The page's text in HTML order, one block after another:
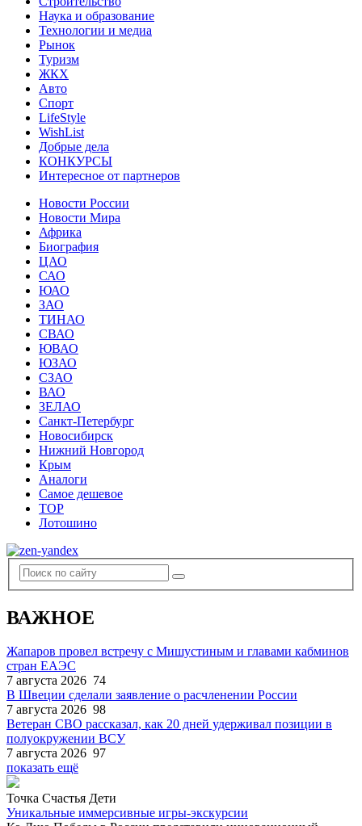
Наука и образование
Технологии и медиа
Рынок
Туризм
ЖКХ
Авто
Спорт
LifeStyle
WishList
Добрые дела
КОНКУРСЫ
Интересное от партнеров
Новости России
Новости Мира
Африка
Биография
ЦАО
САО
ЮАО
ЗАО
ТИНАО
СВАО
ЮВАО
ЮЗАО
СЗАО
ВАО
ЗЕЛАО
Санкт-Петербург
Новосибирск
Нижний Новгород
Крым
Аналоги
Самое дешевое
TOP
Лотошино
ВАЖНОЕ
Жапаров провел встречу с Мишустиным и главами кабминов
стран ЕАЭС
7 августа 2026 74
В Швеции сделали заявление о расчленении России
7 августа 2026 98
Ветеран СВО рассказал, как 20 дней удерживал позиции в
полуокружении ВСУ
7 августа 2026 97
показать ещё
Точка Счастья Дети
Уникальные иммерсивные игры-экскурсии